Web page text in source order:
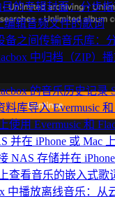
的专辑封面：分步
编辑音频文件的歌词
备之间传输音乐库：
中归档（ZIP）
的音乐历史记录
库导入 Evermusic 和
使用 Evermusic 和
并在 iPhone 或 Mac
NAS 存储并在
查看音乐的嵌入式
中播放离线音乐：